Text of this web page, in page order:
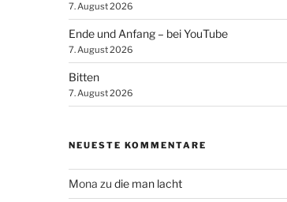
7. August 2026
Ende und Anfang – bei YouTube
7. August 2026
Bitten
7. August 2026
NEUESTE KOMMENTARE
Mona zu die man lacht